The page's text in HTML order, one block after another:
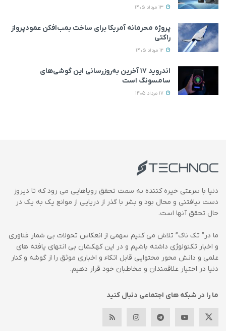
پروژه محرمانه آمریکا برای ساخت بمب‌افکن عمودپرواز
راکتی
اندروید ۱۷ آخرین به‌روزرسانی این گوشی‌های
سامسونگ است
دنیا با سرعتی خیره کننده به سمت تحقق رویاهایی می رود که تا دیروز
دست نیافتنی و محال بود و بشر با گذر از دریایی از موانع یک به یک در
حال تحقق آنها است.
ما در” تک ناک” تلاش می کنیم سهمی از انعکاس تحولات بی شمار فناوری
و اخبار تکنولوژی داشته باشیم و در این کهکشان بی انتهای یافته های
علمی و دانش محور محتوایی قابل اتکاء و اخباری موثق را از گوشه و کنار
دنیا در اختیار علاقمندان و مخاطبان خود قرار دهیم.
ما را در شبکه های اجتماعی دنبال کنید